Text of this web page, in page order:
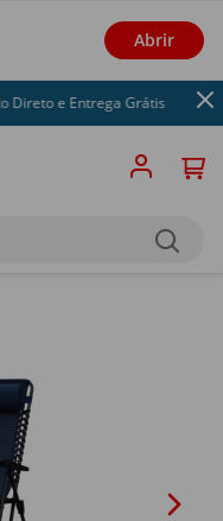
Abrir
e Entrega Grátis